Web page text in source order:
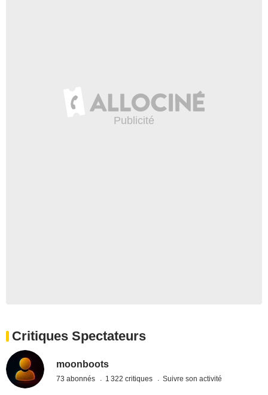
Critiques Spectateurs
moonboots
73 abonnés 1 322 critiques Suivre son activité